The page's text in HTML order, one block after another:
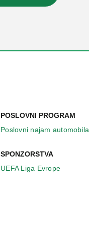
POSLOVNI PROGRAM
Poslovni najam automobila
SPONZORSTVA
UEFA Liga Evrope